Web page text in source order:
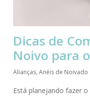
Dicas de
Noivo para
Alianças, Anéis de Noivado
Está planejando fazer